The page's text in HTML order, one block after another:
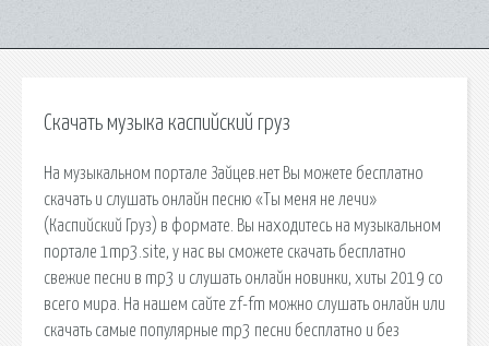
Скачать музыка каспийский груз
На музыкальном портале Зайцев.нет Вы можете бесплатно
скачать и слушать онлайн песню «Ты меня не лечи»
(Каспийский Груз) в формате. Вы находитесь на музыкальном
портале 1mp3.site, у нас вы сможете скачать бесплатно
свежие песни в mp3 и слушать онлайн новинки, хиты 2019 со
всего мира. На нашем сайте zf-fm можно слушать онлайн или
скачать самые популярные mp3 песни бесплатно и без